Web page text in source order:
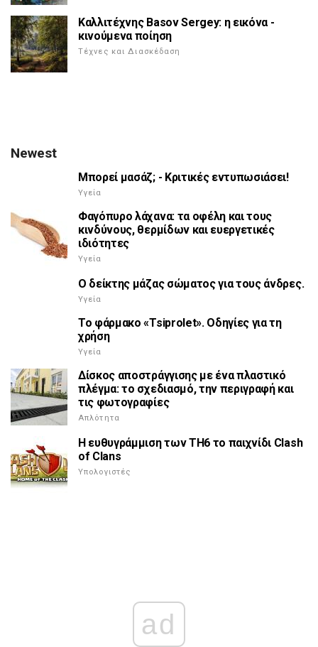
Καλλιτέχνης Basov Sergey: η εικόνα -
κινούμενα ποίηση
Τέχνες και Διασκέδαση
Newest
Μπορεί μασάζ; - Κριτικές εντυπωσιάσει!
Υγεία
Φαγόπυρο λάχανα: τα οφέλη και τους
κινδύνους, θερμίδων και ευεργετικές
ιδιότητες
Υγεία
Ο δείκτης μάζας σώματος για τους άνδρες.
Υγεία
Το φάρμακο «Tsiprolet». Οδηγίες για τη
χρήση
Υγεία
Δίσκος αποστράγγισης με ένα πλαστικό
πλέγμα: το σχεδιασμό, την περιγραφή και
τις φωτογραφίες
Απλότητα
Η ευθυγράμμιση των ΤΗ6 το παιχνίδι Clash
of Clans
Υπολογιστές
ad